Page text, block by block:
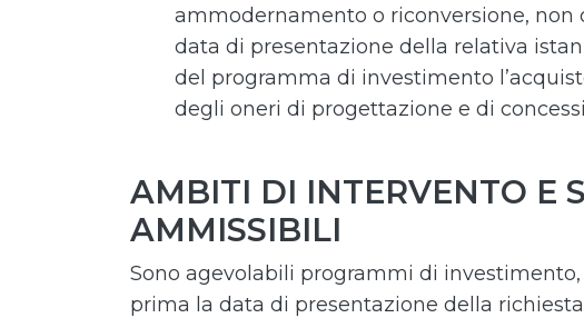
ammodernamento o riconversione, non
data di presentazione della relativa
del programma di investimento
degli oneri di progettazione e di
AMBITI DI INTERVENTO E
AMMISSIBILI
Sono agevolabili programmi di
prima la data di presentazione della